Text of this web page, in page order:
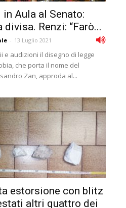
in Aula al Senato:
Renzi: “Farò...
- 13 Luglio 2021
e audizioni il disegno di legge
che porta il nome del
Zan, approda al...
estorsione con blitz
altri quattro dei